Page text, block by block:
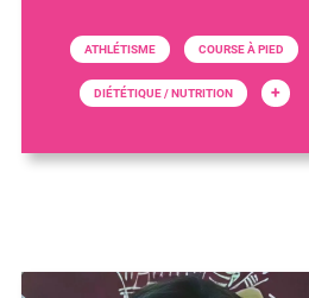
ATHLÉTISME COURSE À PIED
DIÉTÉTIQUE / NUTRITION +